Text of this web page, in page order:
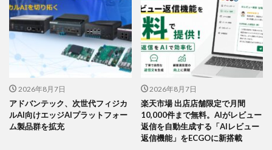
2026年8月7日
アドバンテック、次世代フィジカ
ルAI向けエッジAIプラットフォー
ム製品群を拡充
2026年8月7日
楽天市場 出店店舗限定で月間
10,000件まで無料。AIがレビュー
返信を自動生成する「AIレビュー
返信機能」をECGOに新搭載